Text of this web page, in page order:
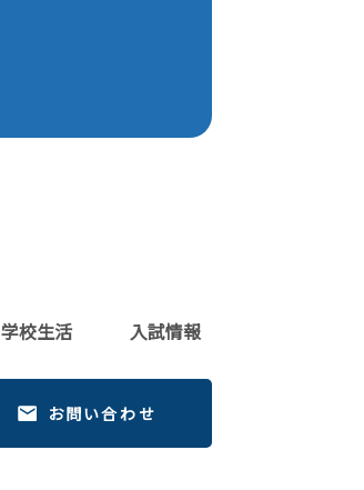
学校生活 入試情報
お問い合わせ